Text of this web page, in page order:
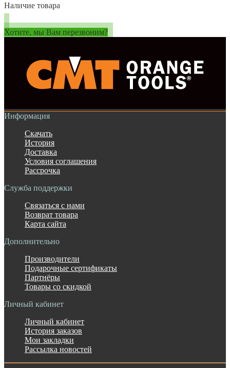
Наличие товара
Хотите, мы Вам перезвоним?
Информация
Скачать
История
Доставка
Условия соглашения
Рассрочка
Служба поддержки
Связаться с нами
Возврат товара
Карта сайта
Дополнительно
Производители
Подарочные сертификаты
Партнёры
Товары со скидкой
Личный кабинет
Личный кабинет
История заказов
Мои закладки
Рассылка новостей